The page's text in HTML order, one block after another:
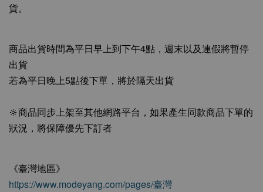
貨。
商品出貨時間為平日早上到下午4點，週末以及連假將暫停
出貨
若為平日晚上5點後下單，將於隔天出貨
🔆商品同步上架至其他網路平台，如果產生同款商品下單的
狀況，將保障優先下訂者
《臺灣地區》
https://www.modeyang.com/pages/臺灣